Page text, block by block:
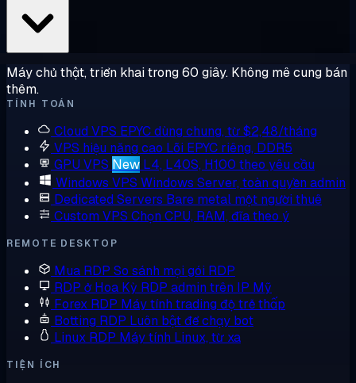
Máy chủ thật, triển khai trong 60 giây. Không mê cung bán
thêm.
TÍNH TOÁN
Cloud VPS EPYC dùng chung, từ $2,48/tháng
VPS hiệu năng cao Lõi EPYC riêng, DDR5
GPU VPS New L4, L40S, H100 theo yêu cầu
Windows VPS Windows Server, toàn quyền admin
Dedicated Servers Bare metal một người thuê
Custom VPS Chọn CPU, RAM, đĩa theo ý
REMOTE DESKTOP
Mua RDP So sánh mọi gói RDP
RDP ở Hoa Kỳ RDP admin trên IP Mỹ
Forex RDP Máy tính trading độ trễ thấp
Botting RDP Luôn bật để chạy bot
Linux RDP Máy tính Linux, từ xa
TIỆN ÍCH